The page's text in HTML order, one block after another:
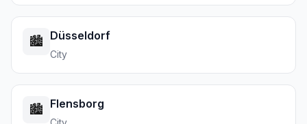
🏙️ Düsseldorf
City
🏙️ Flensborg